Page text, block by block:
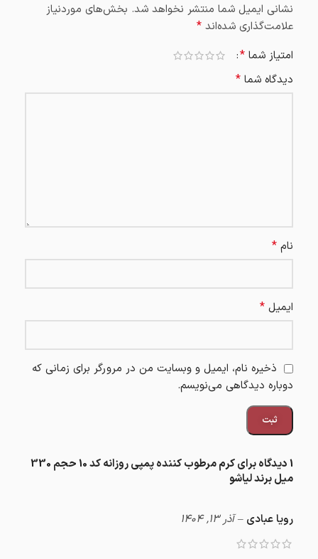
1 دیدگاه برای
کرم مرطوب کننده پمپی روزانه کد 10 حجم 330
میل برند لیاشو
رویا عبادی – آذر 13, 1404
نشانی ایمیل شما منتشر نخواهد شد. بخش‌های موردنیاز
علامت‌گذاری شده‌اند *
امتیاز شما *
دیدگاه شما *
نام *
ایمیل *
ذخیره نام، ایمیل و وبسایت من در مرورگر برای زمانی که
دوباره دیدگاهی می‌نویسم.